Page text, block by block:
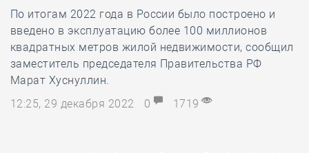
По итогам 2022 года в России было построено и
введено в эксплуатацию более 100 миллионов
квадратных метров жилой недвижимости, сообщил
заместитель председателя Правительства РФ
Марат Хуснуллин.
12:25, 29 декабря 2022
0 1719